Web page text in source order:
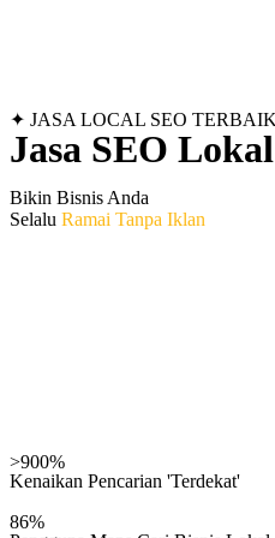
✦ JASA LOCAL SEO
Jasa SEO
Bikin Bisnis Anda
Selalu Ramai Tanpa Iklan
>900%
Kenaikan Pencarian 'Terdekat'
86%